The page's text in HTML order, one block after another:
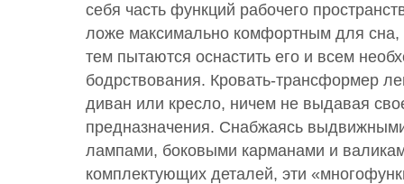
себя часть функций рабочего
ложе максимально комфортным для сна,
тем пытаются оснастить его и всем
бодрствования. Кровать-трансформер
диван или кресло, ничем не выдавая
предназначения. Снабжаясь
лампами, боковыми карманами и
комплектующих деталей, эти